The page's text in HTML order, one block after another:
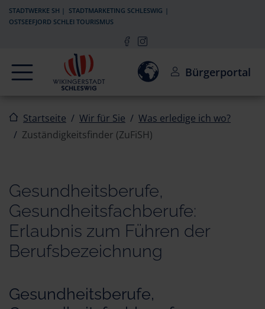
Zur Navigation springen
Zum Inhalt springen
STADTWERKE SH
STADTMARKETING SCHLESWIG
OSTSEEFJORD SCHLEI TOURISMUS
Navigation Einwilligung zur Aktivierung
Bürgerportal
Startseite Wir für Sie
Was erledige ich wo?
Zuständigkeitsfinder (ZuFiSH)
Gesundheitsberufe,
Gesundheitsfachberufe:
Erlaubnis zum Führen der
Berufsbezeichnung
Gesundheitsberufe,